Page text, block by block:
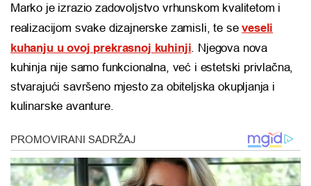
Marko je izrazio zadovoljstvo vrhunskom kvalitetom i
realizacijom svake dizajnerske zamisli, te seveseli
kuhanju u ovoj prekrasnoj kuhinji . Njegova nova
kuhinja nije samo funkcionalna, već i estetski privlačna,
stvarajući savršeno mjesto za obiteljska okupljanja i
kulinarske avanture.